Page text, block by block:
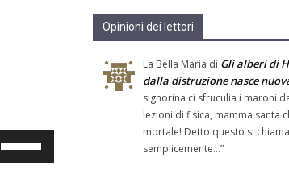
i
Opinioni dei lettori
La Bella Maria di Gli alberi di
dalla distruzione nasce
signorina ci sfruculia i maroni
lezioni di fisica, mamma santa
mortale! Detto questo si chiama
semplicemente…”